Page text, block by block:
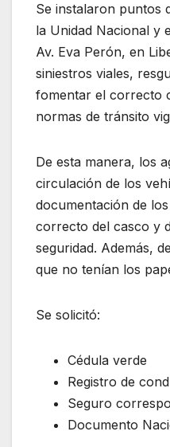
Se instalaron puntos
la Unidad Nacional y
Av. Eva Perón, en
siniestros viales,
fomentar el correcto
normas de tránsito
De esta manera, los
circulación de los
documentación de
correcto del casco y
seguridad. Además,
que no tenían los
Se solicitó:
Cédula verde
Registro de
Seguro
Documento